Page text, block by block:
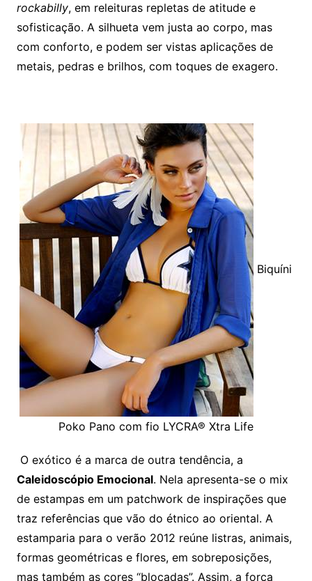
rockabilly, em releituras repletas de atitude e
sofisticação. A silhueta vem justa ao corpo, mas
com conforto, e podem ser vistas aplicações de
metais, pedras e brilhos, com toques de exagero.
Biquíni
Poko Pano com fio LYCRA® Xtra Life
O exótico é a marca de outra tendência, a
Caleidoscópio Emocional. Nela apresenta-se o mix
de estampas em um patchwork de inspirações que
traz referências que vão do étnico ao oriental. A
estamparia para o verão 2012 reúne listras, animais,
formas geométricas e flores, em sobreposições,
mas também as cores “blocadas”. Assim, a força